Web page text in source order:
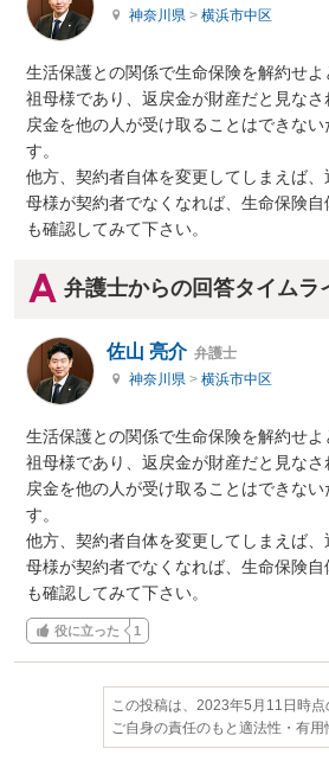
神奈川県 > 横浜市中区
生活保護との関係で生命保険を解約せ
祖母様であり、返戻金が財産だと見な
戻金を他の人が受け取ることはできな
す。
他方、契約者自体を変更してしまえば
母様が契約者でなくなれば、生命保険
も確認してみて下さい。
弁護士からの回答タイムラ
佐山 亮介 弁護士
神奈川県 > 横浜市中区
生活保護との関係で生命保険を解約せ
祖母様であり、返戻金が財産だと見な
戻金を他の人が受け取ることはできな
す。
他方、契約者自体を変更してしまえば
母様が契約者でなくなれば、生命保険
も確認してみて下さい。
役に立った 1
この投稿は、2023年5月11日時点
ご自身の責任のもと適法性・有